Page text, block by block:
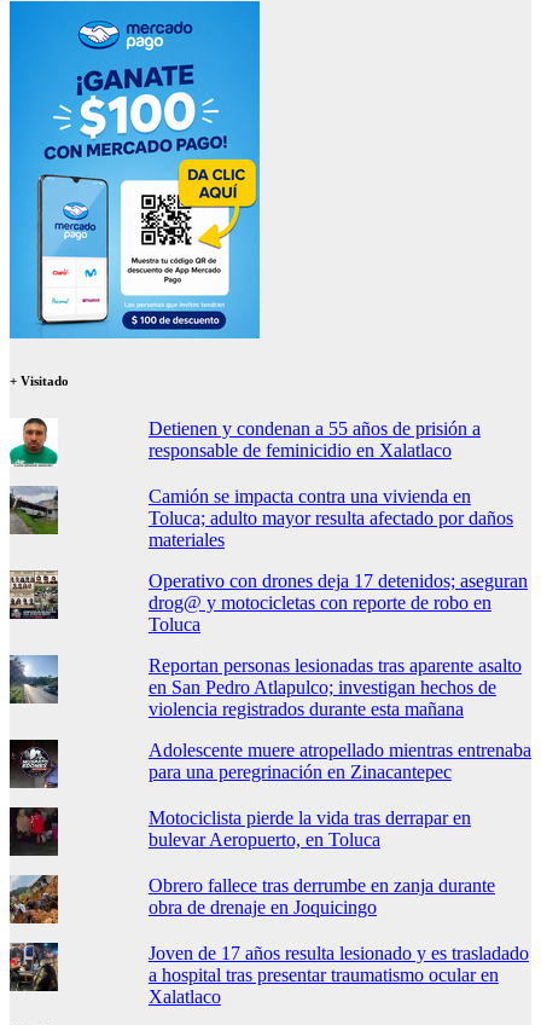
+ Visitado
Detienen y condenan a 55 años de prisión a
responsable de feminicidio en Xalatlaco
Camión se impacta contra una vivienda en
Toluca; adulto mayor resulta afectado por daños
materiales
Operativo con drones deja 17 detenidos; aseguran
drog@ y motocicletas con reporte de robo en
Toluca
Reportan personas lesionadas tras aparente asalto
en San Pedro Atlapulco; investigan hechos de
violencia registrados durante esta mañana
Adolescente muere atropellado mientras entrenaba
para una peregrinación en Zinacantepec
Motociclista pierde la vida tras derrapar en
bulevar Aeropuerto, en Toluca
Obrero fallece tras derrumbe en zanja durante
obra de drenaje en Joquicingo
Joven de 17 años resulta lesionado y es trasladado
a hospital tras presentar traumatismo ocular en
Xalatlaco